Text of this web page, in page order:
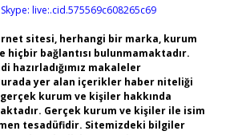
Skype: live:.cid.575569c608265c69
sitesi, herhangi bir marka, kurum
hiçbir bağlantısı bulunmamaktadır.
hazırladığımız makaleler
yer alan içerikler haber niteliği
kurum ve kişiler hakkında
Gerçek kurum ve kişiler ile isim
tesadüfidir. Sitemizdeki bilgiler